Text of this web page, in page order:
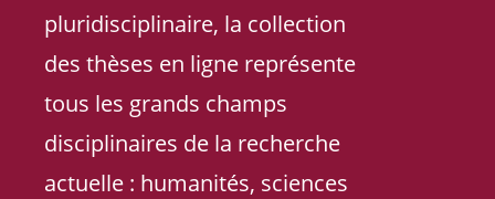
pluridisciplinaire, la collection
des thèses en ligne représente
tous les grands champs
disciplinaires de la recherche
actuelle : humanités, sciences